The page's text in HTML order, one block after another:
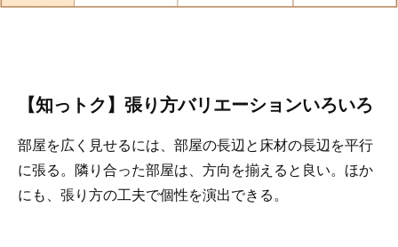
【知っトク】張り方バリエーションいろいろ
部屋を広く見せるには、部屋の長辺と床材の長辺を平行
に張る。隣り合った部屋は、方向を揃えると良い。ほか
にも、張り方の工夫で個性を演出できる。